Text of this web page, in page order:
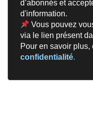
d’abonnés et
d'information.
Vous pouvez
via le lien présent
Pour en savoir plus,
confidentialité.